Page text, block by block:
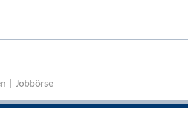
| Jobbörse